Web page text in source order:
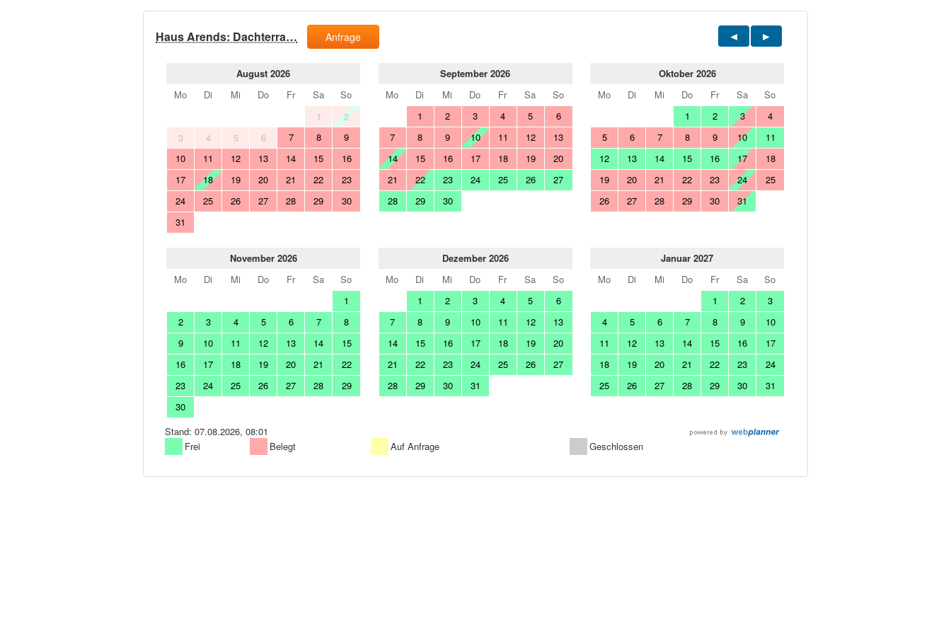
Haus Arends: Dachterra… Anfrage
August 2026
Mo
Di Mi Do Fr Sa
So
1
2
3
4 5 6 7 8
9
10
11 12 13 14 15
16
17
18 19 20 21 22
23
24
25 26 27 28 29
30
31
September 2026
Mo
Di Mi Do Fr Sa
So
1
2 3 4 5
6
7
8 9 10 11 12
13
14
15 16 17 18 19
20
21
22 23 24 25 26
27
28
29 30
Oktober 2026
Mo
Di Mi Do Fr Sa
So
1
2 3
4
5
6 7 8 9 10
11
12
13 14 15 16 17
18
19
20 21 22 23 24
25
26
27 28 29 30 31
November 2026
Mo
Di Mi Do Fr Sa
So
1
2
3 4 5 6 7
8
9
10 11 12 13 14
15
16
17 18 19 20 21
22
23
24 25 26 27 28
29
30
Dezember 2026
Mo
Di Mi Do Fr Sa
So
1
2 3 4 5
6
7
8 9 10 11 12
13
14
15 16 17 18 19
20
21
22 23 24 25 26
27
28
29 30 31
Januar 2027
Mo
Di Mi Do Fr Sa
So
1
2
3
4
5 6 7 8 9
10
11
12 13 14 15 16
17
18
19 20 21 22 23
24
25
26 27 28 29 30 31
Stand: 07.08.2026, 08:01
Frei
Belegt Auf Anfrage Geschlossen